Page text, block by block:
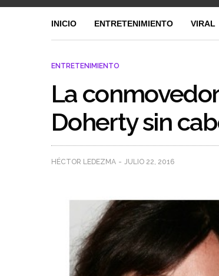
INICIO ENTRETENIMIENTO VIRAL
ENTRETENIMIENTO
La
Doherty sin
HÉCTOR LEDEZMA JULIO 22, 2016